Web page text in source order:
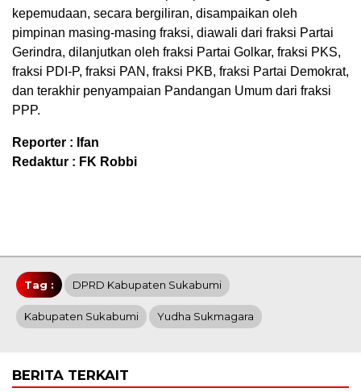
kepemudaan, secara bergiliran, disampaikan oleh
pimpinan masing-masing fraksi, diawali dari fraksi Partai
Gerindra, dilanjutkan oleh fraksi Partai Golkar, fraksi PKS,
fraksi PDI-P, fraksi PAN, fraksi PKB, fraksi Partai Demokrat,
dan terakhir penyampaian Pandangan Umum dari fraksi
PPP.
Reporter : Ifan
Redaktur : FK Robbi
Tag : DPRD Kabupaten Sukabumi
Kabupaten Sukabumi Yudha Sukmagara
BERITA TERKAIT